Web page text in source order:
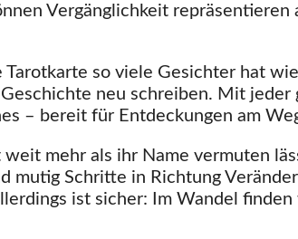
Vergänglichkeit
so viele Gesichter hat
neu schreiben. Mit
– bereit für Entdeckungen am
mehr als ihr Name vermuten
mutig Schritte in Richtung
ist sicher: Im Wandel